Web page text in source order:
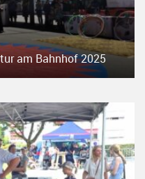
am Bahnhof 2025